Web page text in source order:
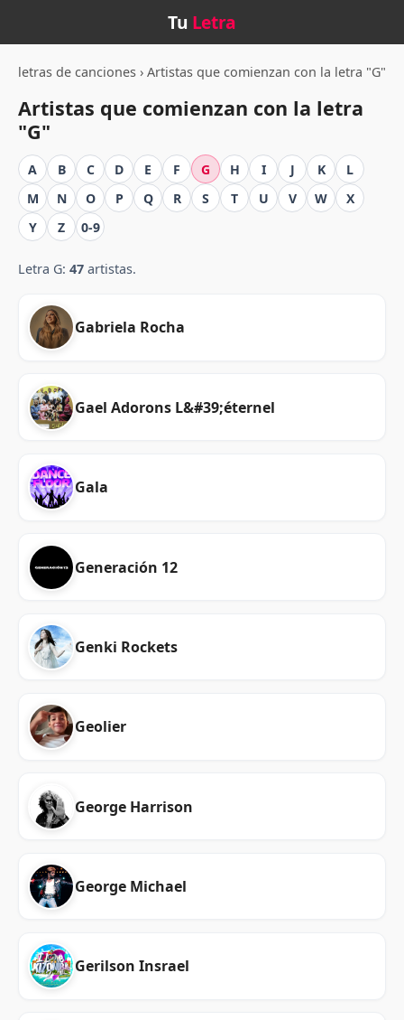
Tu Letra
letras de canciones › Artistas que comienzan con la letra "G"
Artistas que comienzan con la letra
"G"
A B C D E F G H I J K
L
M
N O P Q R S T U V W
X
Y
Z 0-9
Letra G: 47 artistas.
Gabriela Rocha
Gael Adorons L&#39;éternel
Gala
Generación 12
Genki Rockets
Geolier
George Harrison
George Michael
Gerilson Insrael